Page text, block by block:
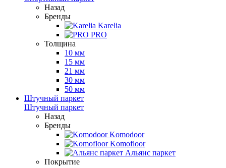
Назад
Бренды
Karelia
PRO
Толщина
10 мм
15 мм
21 мм
30 мм
50 мм
Штучный паркет
Штучный паркет
Назад
Бренды
Komodoor
Komofloor
Альянс паркет
Покрытие